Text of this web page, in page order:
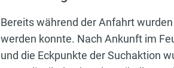
Bereits während der Anfahrt
werden konnte. Nach Ankunft im
und die Eckpunkte der Suchaktion